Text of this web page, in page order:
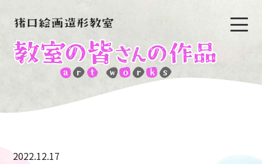
2022.12.17